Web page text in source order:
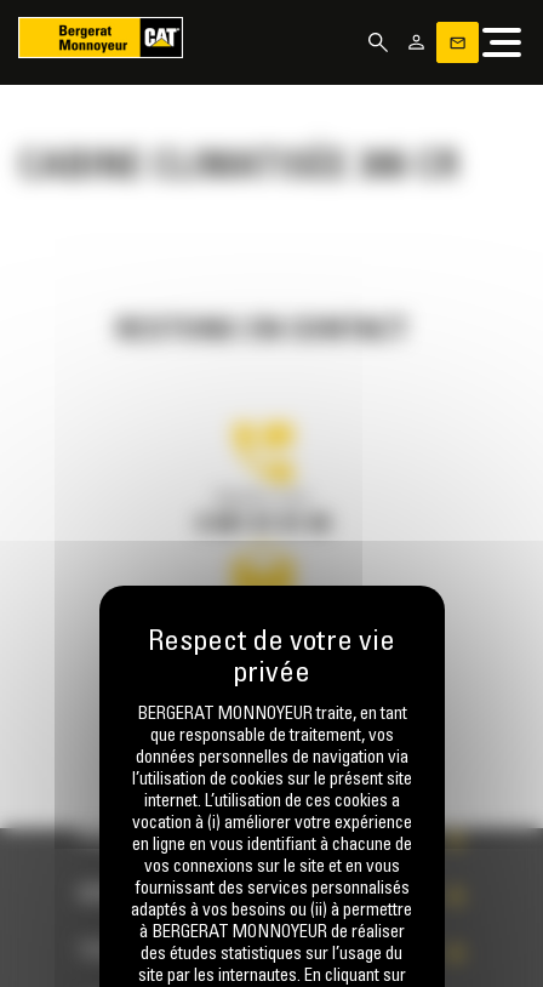
CABINE CLIMATISÉE 306 CR
RESTONS EN CONTACT
ENVOYER LA DEMANDE
PRODUITS
SERVICES
TECHNOLOGIES
Panneau de gestion des cookies
BERGERAT MONNOYEUR traite, en tant
que responsable de traitement, vos
données personnelles de navigation via
l’utilisation de cookies sur le présent site
internet. L’utilisation de ces cookies a
vocation à (i) améliorer votre expérience
en ligne en vous identifiant à chacune de
vos connexions sur le site et en vous
fournissant des services personnalisés
adaptés à vos besoins ou (ii) à permettre
à BERGERAT MONNOYEUR de réaliser
des études statistiques sur l’usage du
site par les internautes. En cliquant sur